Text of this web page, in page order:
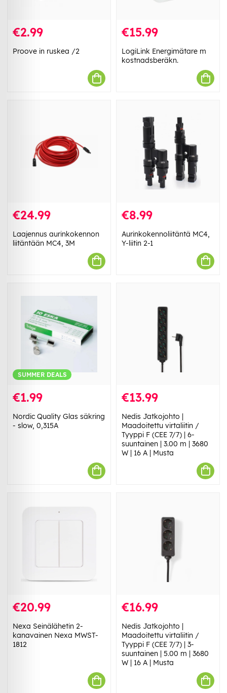
€2.99
Proove in ruskea /2
€15.99
LogiLink Energimätare m
kostnadsberäkn.
€24.99
Laajennus aurinkokennon
liitäntään MC4, 3M
€8.99
Aurinkokennoliitäntä MC4,
Y-liitin 2-1
SUMMER DEALS
€1.99
Nordic Quality Glas säkring
- slow, 0,315A
€13.99
Nedis Jatkojohto |
Maadoitettu virtaliitin /
Tyyppi F (CEE 7/7) | 6-
suuntainen | 3.00 m | 3680
W | 16 A | Musta
€20.99
Nexa Seinälähetin 2-
kanavainen Nexa MWST-
1812
€16.99
Nedis Jatkojohto |
Maadoitettu virtaliitin /
Tyyppi F (CEE 7/7) | 3-
suuntainen | 5.00 m | 3680
W | 16 A | Musta